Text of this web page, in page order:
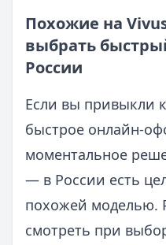
Похожие на
выбрать
России
Если вы привыкли
быстрое
моментальное
— в России есть
похожей моделью.
смотреть при